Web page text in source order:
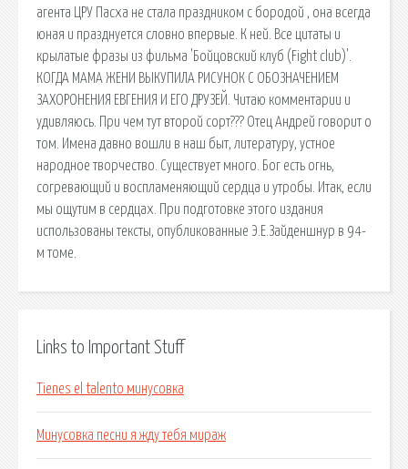
агента ЦРУ Пасха не стала праздником с бородой , она всегда
юная и празднуется словно впервые. К ней. Все цитаты и
крылатые фразы из фильма 'Бойцовский клуб (Fight club)'.
КОГДА МАМА ЖЕНИ ВЫКУПИЛА РИСУНОК С ОБОЗНАЧЕНИЕМ
ЗАХОРОНЕНИЯ ЕВГЕНИЯ И ЕГО ДРУЗЕЙ. Читаю комментарии и
удивляюсь. При чем тут второй сорт??? Отец Андрей говорит о
том. Имена давно вошли в наш быт, литературу, устное
народное творчество. Существует много. Бог есть огнь,
согревающий и воспламеняющий сердца и утробы. Итак, если
мы ощутим в сердцах. При подготовке этого издания
использованы тексты, опубликованные Э.Е.Зайденшнур в 94-
м томе.
Links to Important Stuff
Tienes el talento минусовка
Минусовка песни я жду тебя мираж